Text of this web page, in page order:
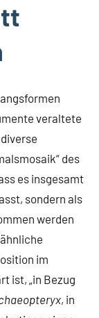
veraltete
des
es insgesamt
sondern als
werden
im
ist, „in Bezug
, in